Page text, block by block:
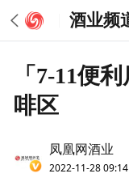
酒业频
「7-11便
啡区
凤凰网酒业
2022-11-28 09:14